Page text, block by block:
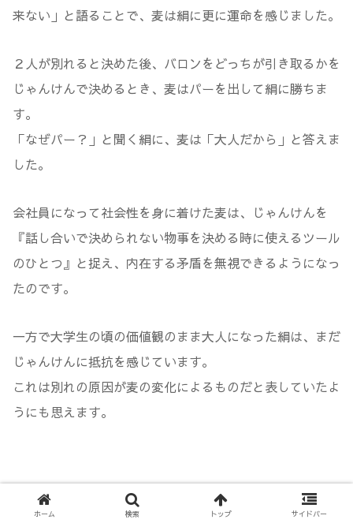
来ない」と語ることで、麦は絹に更に運命を感じました。
２人が別れると決めた後、バロンをどっちが引き取るかを
じゃんけんで決めるとき、麦はパーを出して絹に勝ちま
す。
「なぜパー？」と聞く絹に、麦は「大人だから」と答えま
した。
会社員になって社会性を身に着けた麦は、じゃんけんを
『話し合いで決められない物事を決める時に使えるツール
のひとつ』と捉え、内在する矛盾を無視できるようになっ
たのです。
一方で大学生の頃の価値観のまま大人になった絹は、まだ
じゃんけんに抵抗を感じています。
これは別れの原因が麦の変化によるものだと表していたよ
うにも思えます。
プレゼントのイヤホン
ホーム 検索 トップ サイドバー